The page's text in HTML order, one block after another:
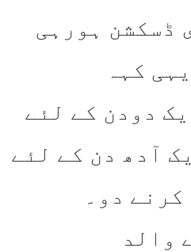
ڈسکشن ہورہی
کہہ
دودن کے لئے
آدھ دن کے لئے
کرنے دو۔
والد